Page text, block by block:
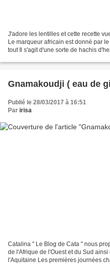
J'adore les lentilles et cette recette
Le marqueur africain est donné par
tout Il s'agit d'une sorte de hachis
Gnamakoudji ( eau de
Publié le 28/03/2017 à 16:51
Par irisa
Catalina " Le Blog de Cata " nous
de l'Afrique de l'Ouest et du Sud
l'Aquitaine Les premières journées